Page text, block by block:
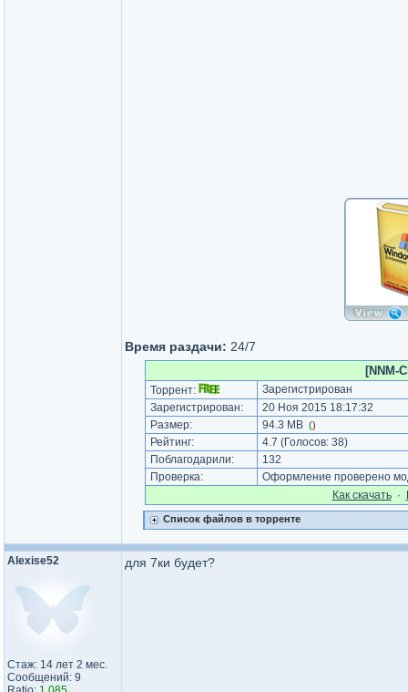
Время раздачи: 24/7
[NNM-
Торрент:
Зарегистрирован
Зарегистрирован:
20 Ноя 2015 18:17:32
Размер:
94.3 MB ()
Рейтинг: 4.7 (Голосов: 38)
Поблагодарили:
132
Проверка:
Оформление проверено
Как cкачать·
Список файлов в торренте
Alexise52
Стаж: 14 лет 2 мес.
Сообщений: 9
для 7ки будет?